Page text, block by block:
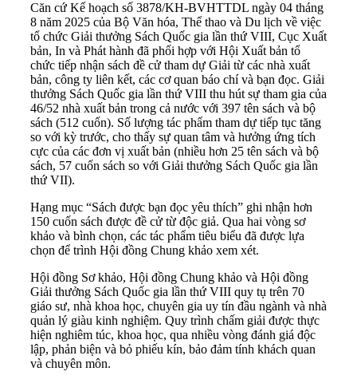
Căn cứ Kế hoạch số 3878/KH-BVHTTDL ngày 04 tháng
8 năm 2025 của Bộ Văn hóa, Thể thao và Du lịch về việc
tổ chức Giải thưởng Sách Quốc gia lần thứ VIII, Cục Xuất
bản, In và Phát hành đã phối hợp với Hội Xuất bản tổ
chức tiếp nhận sách đề cử tham dự Giải từ các nhà xuất
bản, công ty liên kết, các cơ quan báo chí và bạn đọc. Giải
thưởng Sách Quốc gia lần thứ VIII thu hút sự tham gia của
46/52 nhà xuất bản trong cả nước với 397 tên sách và bộ
sách (512 cuốn). Số lượng tác phẩm tham dự tiếp tục tăng
so với kỳ trước, cho thấy sự quan tâm và hưởng ứng tích
cực của các đơn vị xuất bản (nhiều hơn 25 tên sách và bộ
sách, 57 cuốn sách so với Giải thưởng Sách Quốc gia lần
thứ VII).
Hạng mục “Sách được bạn đọc yêu thích” ghi nhận hơn
150 cuốn sách được đề cử từ độc giả. Qua hai vòng sơ
khảo và bình chọn, các tác phẩm tiêu biểu đã được lựa
chọn để trình Hội đồng Chung khảo xem xét.
Hội đồng Sơ khảo, Hội đồng Chung khảo và Hội đồng
Giải thưởng Sách Quốc gia lần thứ VIII quy tụ trên 70
giáo sư, nhà khoa học, chuyên gia uy tín đầu ngành và nhà
quản lý giàu kinh nghiệm. Quy trình chấm giải được thực
hiện nghiêm túc, khoa học, qua nhiều vòng đánh giá độc
lập, phản biện và bỏ phiếu kín, bảo đảm tính khách quan
và chuyên môn.